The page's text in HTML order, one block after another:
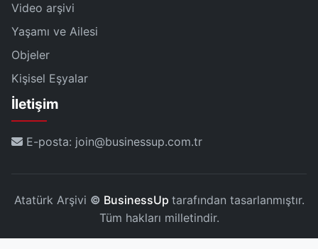
Video arşivi
Yaşamı ve Ailesi
Objeler
Kişisel Eşyalar
İletişim
E-posta: join@businessup.com.tr
Atatürk Arşivi © BusinessUp tarafından tasarlanmıştır.
Tüm hakları milletindir.